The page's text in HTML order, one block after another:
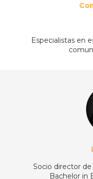
Especialistas en
Socio director de
Bachelor in